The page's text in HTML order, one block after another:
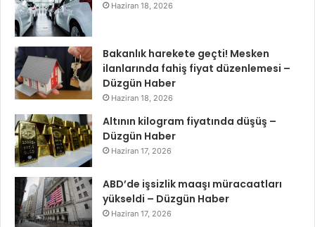
Haziran 18, 2026
Bakanlık harekete geçti! Mesken
ilanlarında fahiş fiyat düzenlemesi –
Düzgün Haber
Haziran 18, 2026
Altının kilogram fiyatında düşüş –
Düzgün Haber
Haziran 17, 2026
ABD’de işsizlik maaşı müracaatları
yükseldi – Düzgün Haber
Haziran 17, 2026